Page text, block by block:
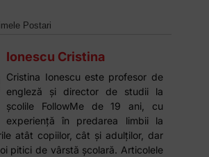
Postari
Ionescu Cristina
Cristina Ionescu este profesor de
engleză și director de studii la
școlile FollowMe de 19 ani, cu
experiență în predarea limbii la
atât copiilor, cât și adulților, dar
pitici de vârstă școlară. Articolele